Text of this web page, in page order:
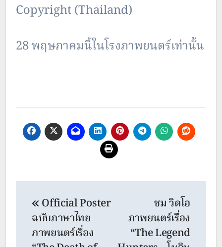
Copyright (Thailand)
28 พฤษภาคมนี้ในโรงภาพยนตร์เท่านั้น
navigation
Official Poster
ฉบับภาษาไทย
ภาพยนตร์เรื่อง
ชม วิดโอ
ภาพยนตร์เรื่อง
“The Legend